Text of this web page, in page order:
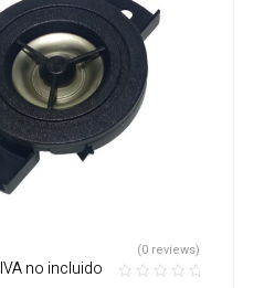
‎ ‎ ‎ IVA no incluido
(0 reviews)